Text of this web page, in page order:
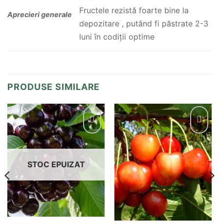
Aprecieri generale
Fructele rezistă foarte bine la
depozitare , putând fi păstrate 2-3
luni în codiții optime
PRODUSE SIMILARE
STOC EPUIZAT